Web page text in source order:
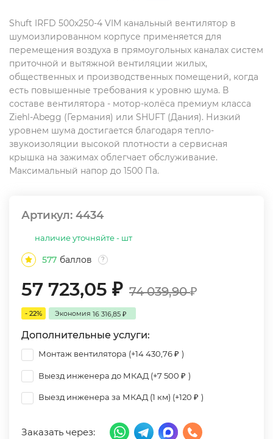
Shuft IRFD 500x250-4 VIM канальный вентилятор в
шумоизлированном корпусе применяется для
перемещения воздуха в прямоугольных каналах систем
приточной и вытяжной вентиляции жилых,
общественных и производственных помещений, когда
есть повышенные требования к уровню шума. В
составе вентилятора - мотор-колёса премиум класса
Ziehl-Abegg (Германия) или SHUFT (Дания). Низкий
уровнем шума достигается благодаря тепло-
звукоизоляции высокой плотности а сервисная
крышка на зажимах облегчает обслуживание.
Максимальный напор до 1500 Па.
Артикул: 4434
наличие уточняйте - шт
577 баллов ?
57 723,05 ₽ 74 039,90₽
- 22% Экономия 16 316,85 ₽
Дополнительные услуги:
Монтаж вентилятора (+14 430,76 ₽ )
Выезд инженера до МКАД (+7 500 ₽ )
Выезд инженера за МКАД (1 км) (+120 ₽ )
Заказать через: